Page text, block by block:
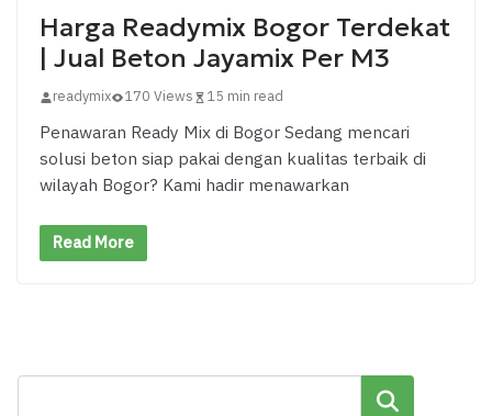
Harga Readymix Bogor Terdekat
| Jual Beton Jayamix Per M3
readymix 170 Views 15 min read
Penawaran Ready Mix di Bogor Sedang mencari
solusi beton siap pakai dengan kualitas terbaik di
wilayah Bogor? Kami hadir menawarkan
Read More
Cari